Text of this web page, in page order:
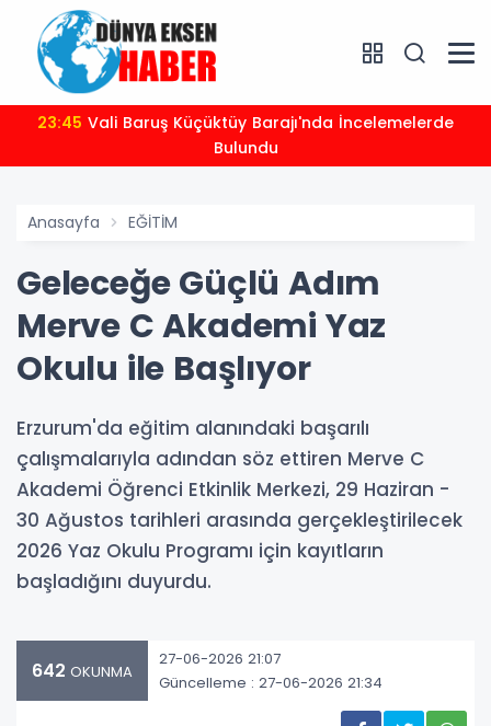
23:45
Bulundu
Anasayfa EĞİTİM
Geleceğe Güçlü Adım
Merve C Akademi Yaz
Okulu ile Başlıyor
Erzurum'da eğitim alanındaki başarılı
çalışmalarıyla adından söz ettiren Merve C
Akademi Öğrenci Etkinlik Merkezi, 29 Haziran -
30 Ağustos tarihleri arasında gerçekleştirilecek
2026 Yaz Okulu Programı için kayıtların
başladığını duyurdu.
642 OKUNMA
27-06-2026 21:07
Güncelleme : 27-06-2026 21:34